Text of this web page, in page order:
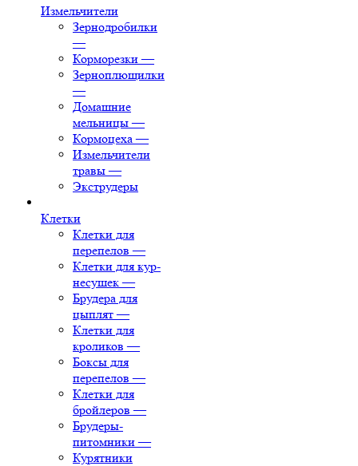
Измельчители
Зернодробилки
—
Корморезки —
Зерноплющилки
—
Домашние
мельницы —
Кормоцеха —
Измельчители
травы —
Экструдеры
Клетки
Клетки для
перепелов —
Клетки для кур-
несушек —
Брудера для
цыплят —
Клетки для
кроликов —
Боксы для
перепелов —
Клетки для
бройлеров —
Брудеры-
питомники —
Курятники